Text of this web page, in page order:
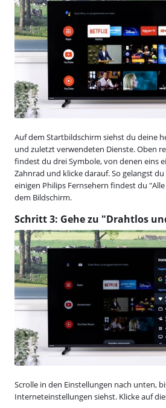
Auf dem Startbildschirm siehst du deine
und zuletzt verwendeten Dienste. Oben
findest du drei Symbole, von denen eins
Zahnrad und klicke darauf. So gelangst
einigen Philips Fernsehern findest du
dem Bildschirm.
Schritt 3: Gehe zu "Drahtlos
Scrolle in den Einstellungen nach unten,
Interneteinstellungen siehst. Klicke auf